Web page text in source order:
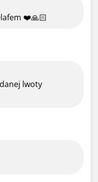
lwoty
❤️🙏🏻